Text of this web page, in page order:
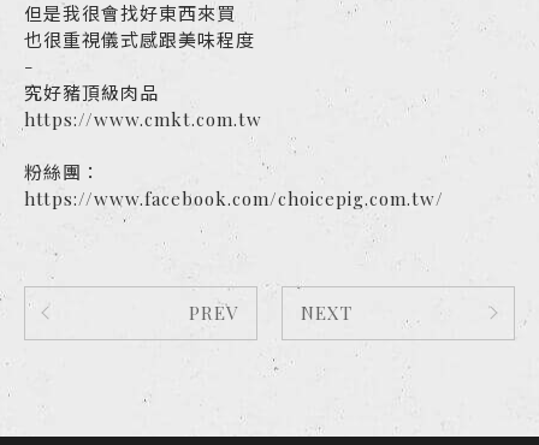
但是我很會找好東西來買
也很重視儀式感跟美味程度
-
究好豬頂級肉品
https://www.cmkt.com.tw
粉絲團：
https://www.facebook.com/choicepig.com.tw/
PREV NEXT